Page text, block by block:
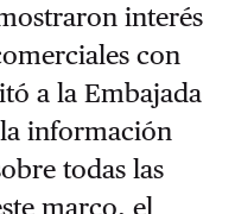
interés
con
a la Embajada
información
todas las
marco, el